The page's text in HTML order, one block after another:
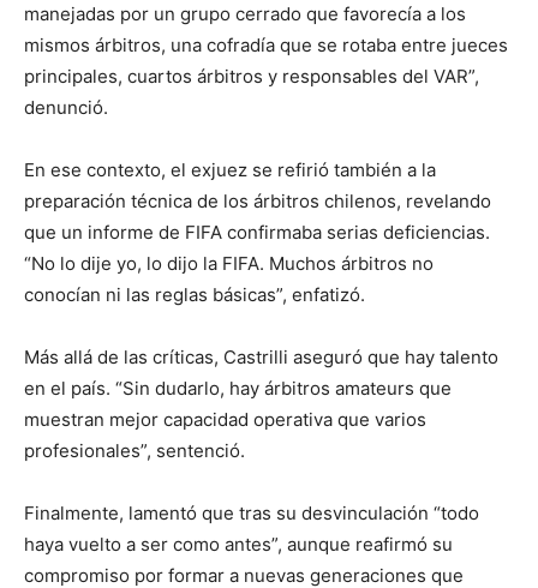
manejadas por un grupo cerrado que favorecía a los
mismos árbitros, una cofradía que se rotaba entre jueces
principales, cuartos árbitros y responsables del VAR”,
denunció.
En ese contexto, el exjuez se refirió también a la
preparación técnica de los árbitros chilenos, revelando
que un informe de FIFA confirmaba serias deficiencias.
“No lo dije yo, lo dijo la FIFA. Muchos árbitros no
conocían ni las reglas básicas”, enfatizó.
Más allá de las críticas, Castrilli aseguró que hay talento
en el país. “Sin dudarlo, hay árbitros amateurs que
muestran mejor capacidad operativa que varios
profesionales”, sentenció.
Finalmente, lamentó que tras su desvinculación “todo
haya vuelto a ser como antes”, aunque reafirmó su
compromiso por formar a nuevas generaciones que